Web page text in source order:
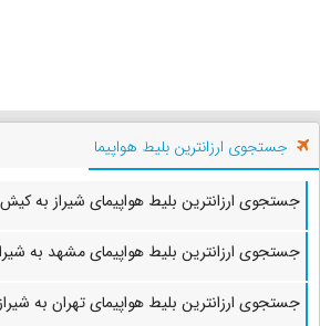
جستجوی ارزانترین بلیط هواپیما
جستجوی ارزانترین بلیط هواپیمای شیراز به کیش
جستجوی ارزانترین بلیط هواپیمای مشهد به
جستجوی ارزانترین بلیط هواپیمای تهران به شیراز